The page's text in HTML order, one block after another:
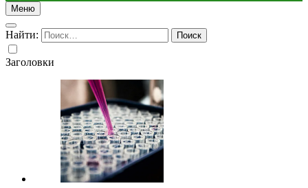
Меню
Найти:
Заголовки